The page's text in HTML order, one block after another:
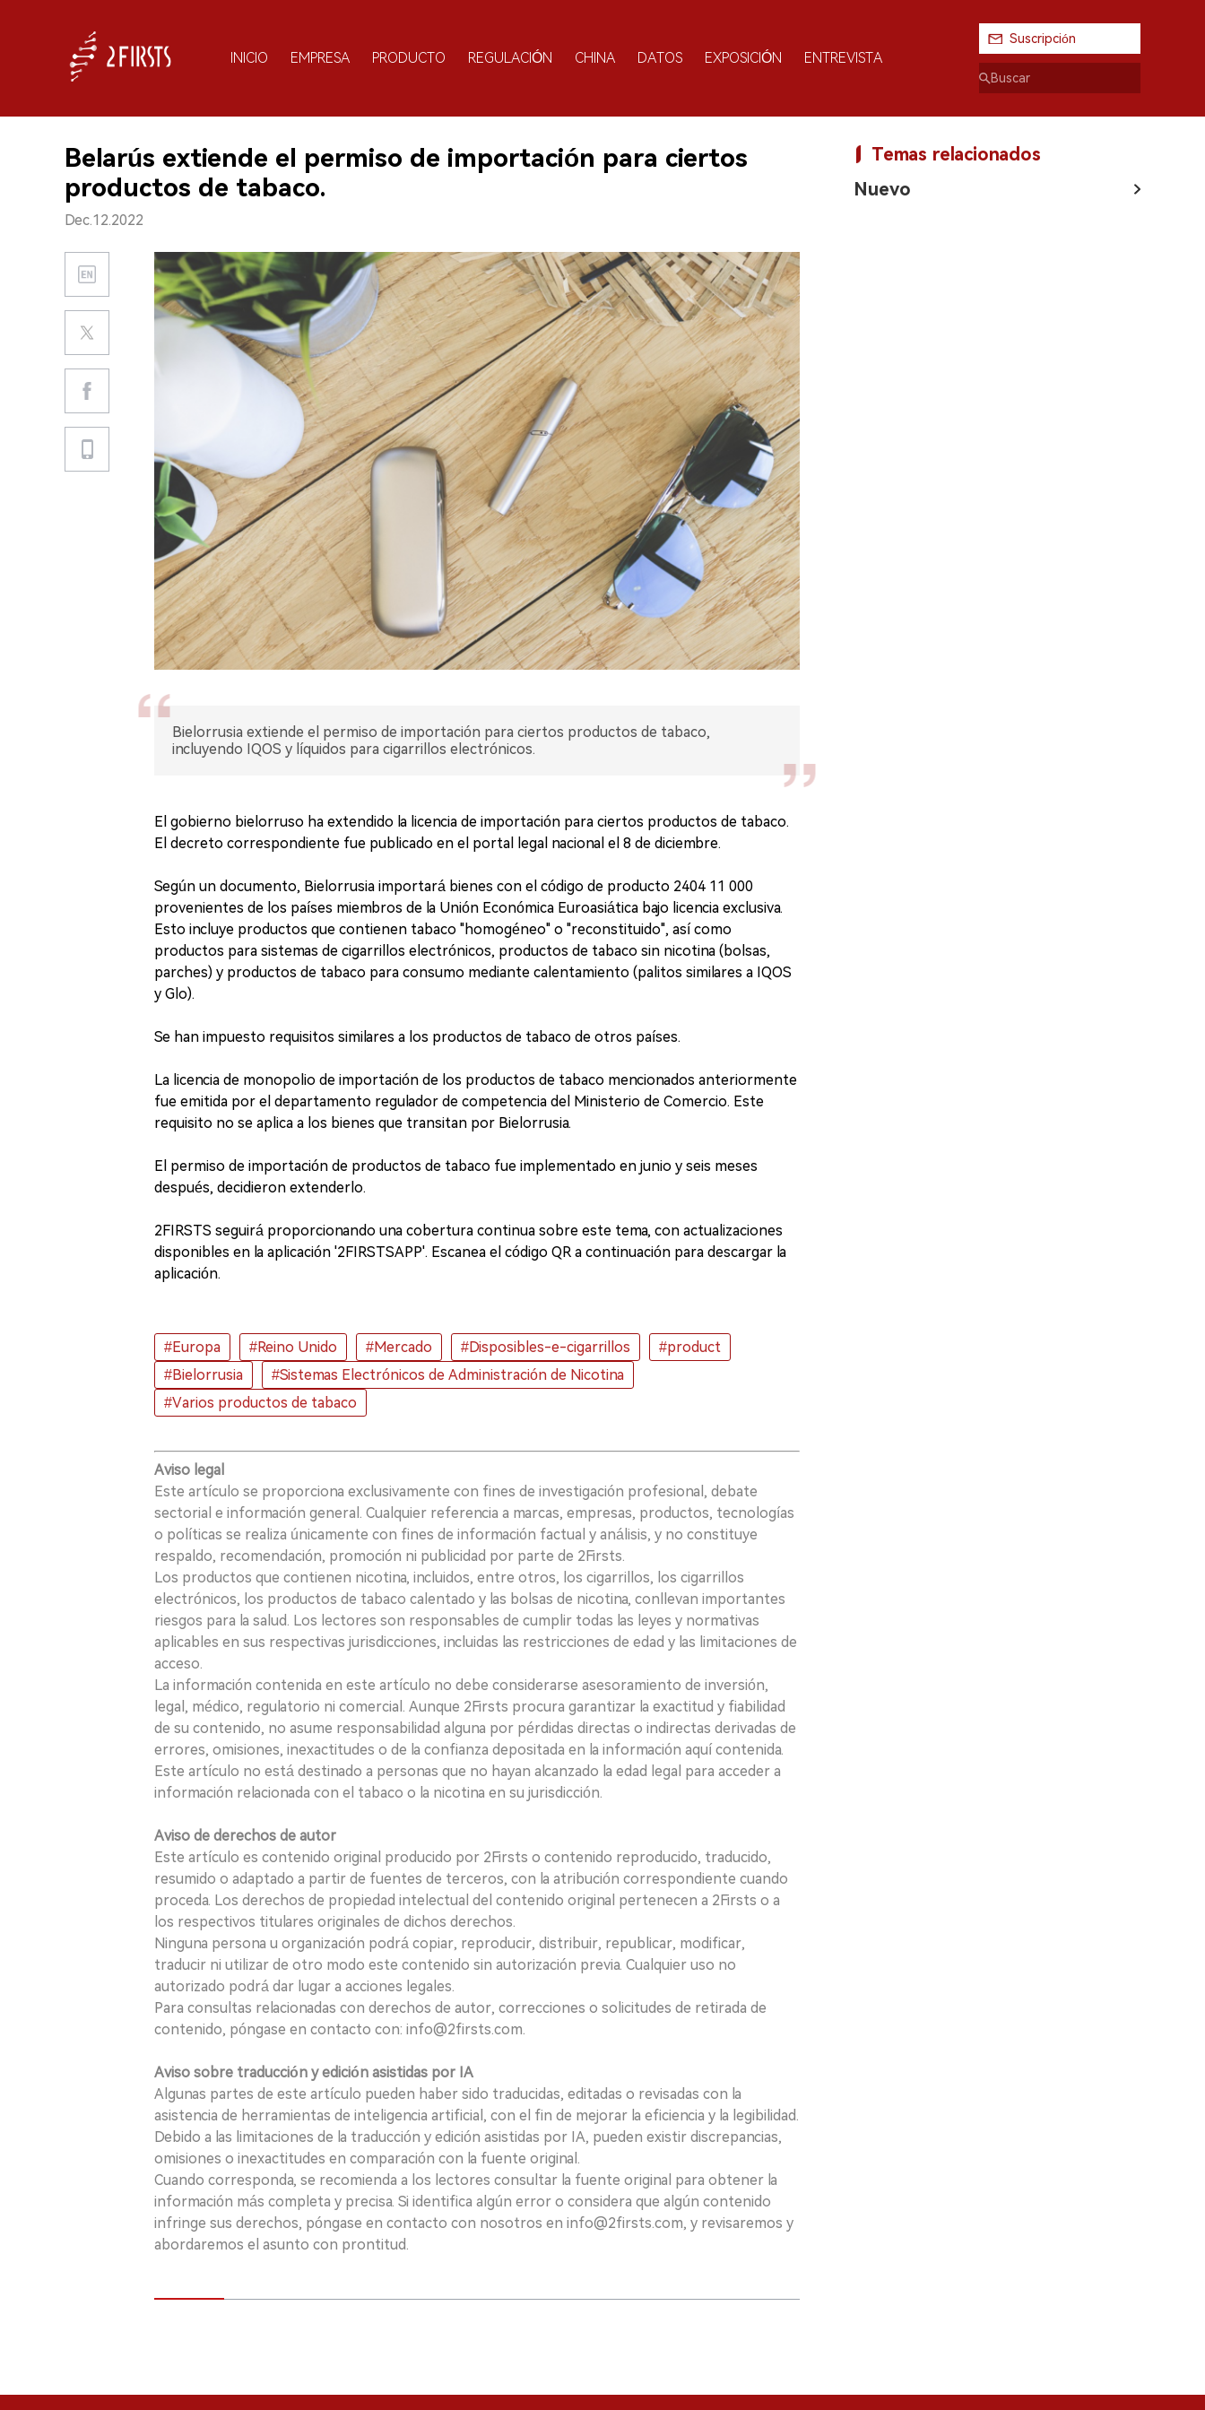
INICIO EMPRESA PRODUCTO REGULACIÓN CHINA DATOS EXPOSICIÓN ENTREVISTA
Suscripción
Belarús extiende el permiso de importación para ciertos
productos de tabaco.
Dec.12.2022
Bielorrusia extiende el permiso de importación para ciertos productos de tabaco,
incluyendo IQOS y líquidos para cigarrillos electrónicos.
El gobierno bielorruso ha extendido la licencia de importación para ciertos productos de tabaco.
El decreto correspondiente fue publicado en el portal legal nacional el 8 de diciembre.
Según un documento, Bielorrusia importará bienes con el código de producto 2404 11 000
provenientes de los países miembros de la Unión Económica Euroasiática bajo licencia exclusiva.
Esto incluye productos que contienen tabaco "homogéneo" o "reconstituido", así como
productos para sistemas de cigarrillos electrónicos, productos de tabaco sin nicotina (bolsas,
parches) y productos de tabaco para consumo mediante calentamiento (palitos similares a IQOS
y Glo).
Se han impuesto requisitos similares a los productos de tabaco de otros países.
La licencia de monopolio de importación de los productos de tabaco mencionados anteriormente
fue emitida por el departamento regulador de competencia del Ministerio de Comercio. Este
requisito no se aplica a los bienes que transitan por Bielorrusia.
El permiso de importación de productos de tabaco fue implementado en junio y seis meses
después, decidieron extenderlo.
2FIRSTS seguirá proporcionando una cobertura continua sobre este tema, con actualizaciones
disponibles en la aplicación '2FIRSTSAPP'. Escanea el código QR a continuación para descargar la
aplicación.
#Europa #Reino Unido #Mercado #Disposibles-e-cigarrillos
#product
#Bielorrusia
#Sistemas Electrónicos de Administración de Nicotina
#Varios productos de tabaco
Aviso legal
Este artículo se proporciona exclusivamente con fines de investigación profesional, debate
sectorial e información general. Cualquier referencia a marcas, empresas, productos, tecnologías
o políticas se realiza únicamente con fines de información factual y análisis, y no constituye
respaldo, recomendación, promoción ni publicidad por parte de 2Firsts.
Los productos que contienen nicotina, incluidos, entre otros, los cigarrillos, los cigarrillos
electrónicos, los productos de tabaco calentado y las bolsas de nicotina, conllevan importantes
riesgos para la salud. Los lectores son responsables de cumplir todas las leyes y normativas
aplicables en sus respectivas jurisdicciones, incluidas las restricciones de edad y las limitaciones de
acceso.
La información contenida en este artículo no debe considerarse asesoramiento de inversión,
legal, médico, regulatorio ni comercial. Aunque 2Firsts procura garantizar la exactitud y fiabilidad
de su contenido, no asume responsabilidad alguna por pérdidas directas o indirectas derivadas de
errores, omisiones, inexactitudes o de la confianza depositada en la información aquí contenida.
Este artículo no está destinado a personas que no hayan alcanzado la edad legal para acceder a
información relacionada con el tabaco o la nicotina en su jurisdicción.
Aviso de derechos de autor
Este artículo es contenido original producido por 2Firsts o contenido reproducido, traducido,
resumido o adaptado a partir de fuentes de terceros, con la atribución correspondiente cuando
proceda. Los derechos de propiedad intelectual del contenido original pertenecen a 2Firsts o a
los respectivos titulares originales de dichos derechos.
Ninguna persona u organización podrá copiar, reproducir, distribuir, republicar, modificar,
traducir ni utilizar de otro modo este contenido sin autorización previa. Cualquier uso no
autorizado podrá dar lugar a acciones legales.
Para consultas relacionadas con derechos de autor, correcciones o solicitudes de retirada de
contenido, póngase en contacto con: info@2firsts.com.
Aviso sobre traducción y edición asistidas por IA
Algunas partes de este artículo pueden haber sido traducidas, editadas o revisadas con la
asistencia de herramientas de inteligencia artificial, con el fin de mejorar la eficiencia y la legibilidad.
Debido a las limitaciones de la traducción y edición asistidas por IA, pueden existir discrepancias,
omisiones o inexactitudes en comparación con la fuente original.
Cuando corresponda, se recomienda a los lectores consultar la fuente original para obtener la
información más completa y precisa. Si identifica algún error o considera que algún contenido
infringe sus derechos, póngase en contacto con nosotros en info@2firsts.com, y revisaremos y
abordaremos el asunto con prontitud.
Temas relacionados
Nuevo